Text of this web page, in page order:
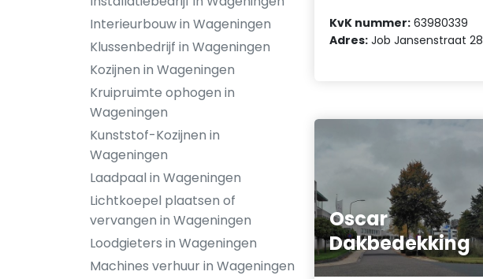
Interieurbouw in Wageningen
Klussenbedrijf in Wageningen
Kozijnen in Wageningen
Kruipruimte ophogen in
Wageningen
Kunststof-Kozijnen in
Wageningen
Laadpaal in Wageningen
Lichtkoepel plaatsen of
vervangen in Wageningen
Loodgieters in Wageningen
Machines verhuur in Wageningen
KvK nummer: 63980339
Adres: Job Jansenstraat 28
Oscar
Dakbedekking